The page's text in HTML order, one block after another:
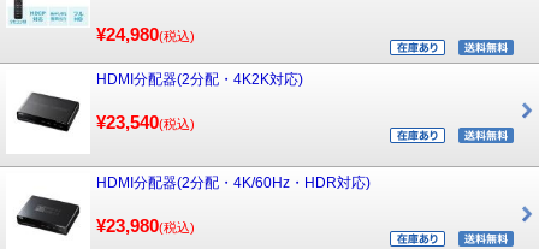
¥24,980(税込)
HDMI分配器(2分配・4K2K対応)
¥23,540(税込)
HDMI分配器(2分配・4K/60Hz・HDR対応)
¥23,980(税込)